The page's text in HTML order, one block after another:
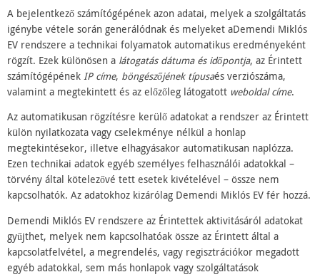
A bejelentkező számítógépének azon adatai, melyek a szolgáltatás
igénybe vétele során generálódnak és melyeket aDemendi Miklós
EV rendszere a technikai folyamatok automatikus eredményeként
rögzít. Ezek különösen a látogatás dátuma és időpontja, az Érintett
számítógépének IP címe, böngészőjének típusaés verziószáma,
valamint a megtekintett és az előzőleg látogatott weboldal címe.
Az automatikusan rögzítésre kerülő adatokat a rendszer az Érintett
külön nyilatkozata vagy cselekménye nélkül a honlap
megtekintésekor, illetve elhagyásakor automatikusan naplózza.
Ezen technikai adatok egyéb személyes felhasználói adatokkal –
törvény által kötelezővé tett esetek kivételével – össze nem
kapcsolhatók. Az adatokhoz kizárólag Demendi Miklós EV fér hozzá.
Demendi Miklós EV rendszere az Érintettek aktivitásáról adatokat
gyűjthet, melyek nem kapcsolhatóak össze az Érintett által a
kapcsolatfelvétel, a megrendelés, vagy regisztrációkor megadott
egyéb adatokkal, sem más honlapok vagy szolgáltatások